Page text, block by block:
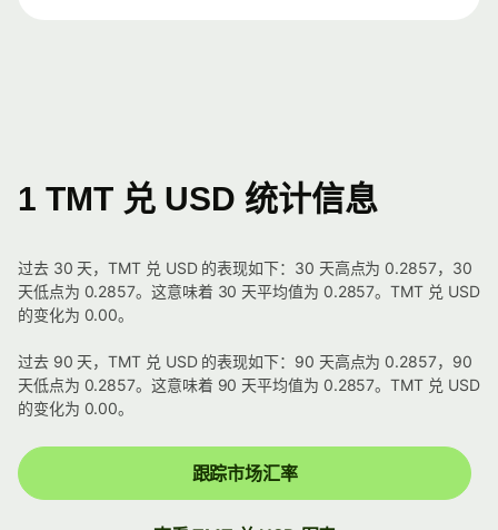
1 TMT 兑 USD 统计信息
过去 30 天，TMT 兑 USD 的表现如下：30 天高点为 0.2857，30
天低点为 0.2857。这意味着 30 天平均值为 0.2857。TMT 兑 USD
的变化为 0.00。
过去 90 天，TMT 兑 USD 的表现如下：90 天高点为 0.2857，90
天低点为 0.2857。这意味着 90 天平均值为 0.2857。TMT 兑 USD
的变化为 0.00。
跟踪市场汇率